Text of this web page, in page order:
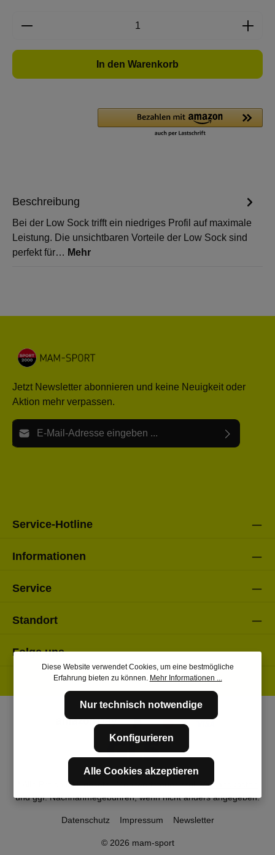
Produkt Anzahl: Gib den gewünschten
In den Warenkorb
Beschreibung
Bei der Low Sock trifft ein niedriges Profil auf maximale
Leistung. Die unsichtbaren Vorteile der Low Sock sind
perfekt für… Mehr
Jetzt Newsletter abonnieren und keine Neuigkeit oder
Aktion mehr verpassen.
E-Mail-Adresse*
Service-Hotline
Informationen
Service
Standort
Folge uns
* Alle Preise inkl. gesetzl. Mehrwertsteuer zzgl.Versandkosten
und ggf. Nachnahmegebühren, wenn nicht anders angegeben.
© 2026 mam-sport
Datenschutz Impressum Newsletter
Diese Website verwendet Cookies, um eine bestmögliche
Erfahrung bieten zu können. Mehr Informationen ...
Nur technisch notwendige
Konfigurieren
Alle Cookies akzeptieren